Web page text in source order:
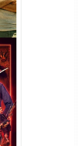
A
DL